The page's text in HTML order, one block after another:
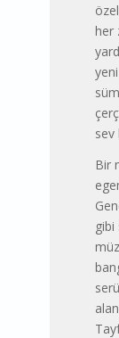
her
sev
Bir